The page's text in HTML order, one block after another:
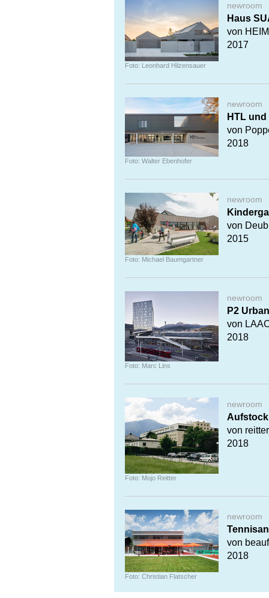
Foto: Leonhard Hilzensauer
newroom
Haus
von
2017
Foto: Walter Ebenhofer
newroom
HTL
von
2018
Foto: Michael Baumgartner
newroom
von
2015
Foto: Marc Lins
newroom
P2
von
2018
Foto: Mojo Reitter
newroom
von
2018
Foto: Christian Flatscher
newroom
von
2018